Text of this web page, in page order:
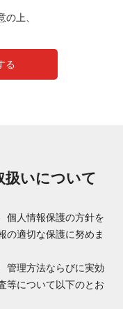
の上、
る
扱いについて
個人情報保護の方針を
の適切な保護に努めま
管理方法ならびに実効
等について以下のとお